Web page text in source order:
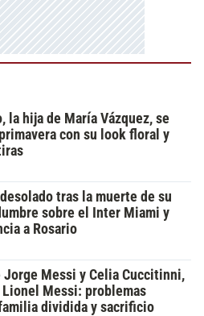
la hija de María Vázquez, se
con su look floral y
tras la muerte de su
sobre el Inter Miami y
a Rosario
Jorge Messi y Celia Cuccitinni,
Lionel Messi: problemas
dividida y sacrificio